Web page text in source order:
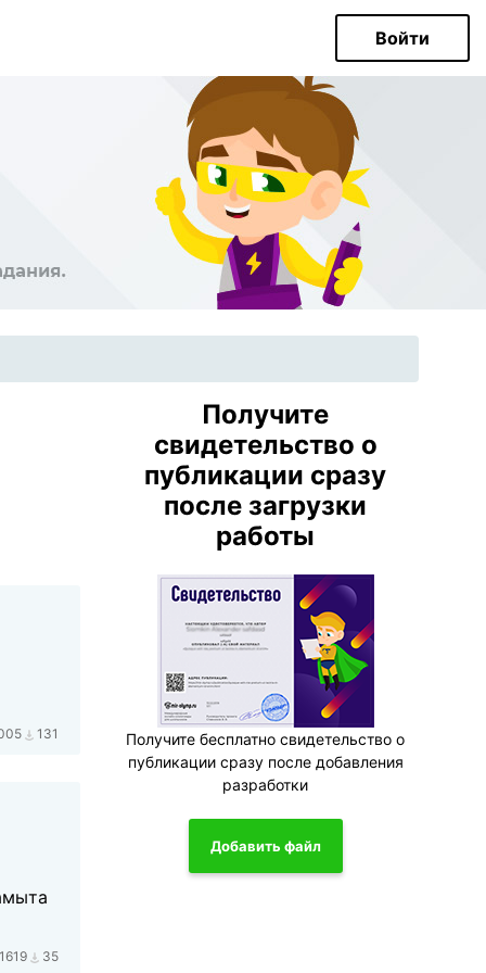
Войти
131
1619 35
Получите
свидетельство о
публикации сразу
после загрузки
работы
Получите бесплатно свидетельство о
публикации сразу после добавления
разработки
Добавить файл